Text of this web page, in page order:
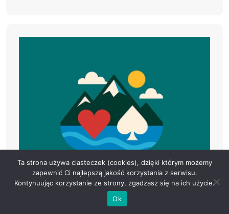
Ta strona używa ciasteczek (cookies), dzięki którym możemy
zapewnić Ci najlepszą jakość korzystania z serwisu.
Kontynuując korzystanie ze strony, zgadzasz się na ich użycie.
Ok